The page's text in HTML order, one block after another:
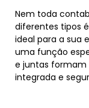
Nem toda
diferentes tipos
ideal para a sua
uma função
e juntas formam
integrada e